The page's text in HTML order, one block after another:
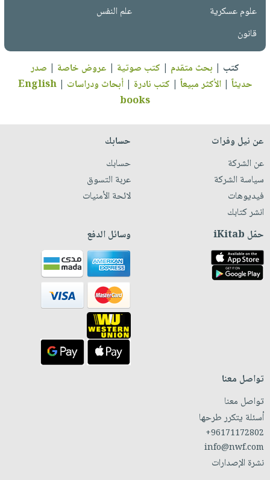
علوم عسكرية
علم النفس
قانون
كتب | بحث متقدم | كتب صوتية | عروض خاصة | صدر
حديثاً |الأكثر مبيعاً | كتب نادرة |أبحاث ودراسات |
English
books
عن نيل وفرات
عن الشركة
سياسة الشركة
فيديوهات
انشر كتابك
حسابك
حسابك
عربة التسوق
لائحة الأمنيات
حمّل iKitab وسائل الدفع
تواصل معنا
تواصل معنا
أسئلة يتكرر طرحها
+96171172802
info@nwf.com
نشرة الإصدارات